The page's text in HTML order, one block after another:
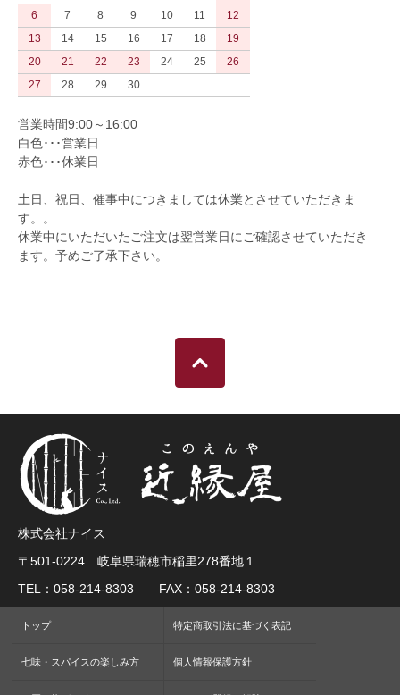
6
7 8 9 10 11
12
13
14 15 16 17 18
19
20
21 22 23 24 25
26
27
28 29 30
営業時間9:00～16:00
白色･･･営業日
赤色･･･休業日
土日、祝日、催事中につきましては休業とさせていただきま
す。。
休業中にいただいたご注文は翌営業日にご確認させていただき
ます。予めご了承下さい。
株式会社ナイス
〒501-0224 岐阜県瑞穂市稲里278番地１
TEL：058-214-8303 FAX：058-214-8303
トップ 特定商取引法に基づく表記
七味・スパイスの楽しみ方 個人情報保護方針